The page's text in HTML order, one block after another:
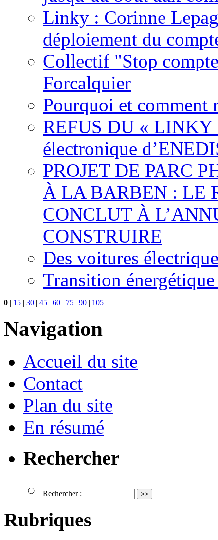
Linky : Corinne
déploiement du
Collectif "Stop
Forcalquier
Pourquoi et comment
REFUS DU « LINKY
électronique
PROJET DE PARC
À LA BARBEN : LE
CONCLUT À
CONSTRUIRE
Des voitures
Transition
0 | 15 | 30 | 45 | 60 | 75 | 90 | 105
Navigation
Accueil du site
Contact
Plan du site
En résumé
Rechercher
Rechercher :
Rubriques